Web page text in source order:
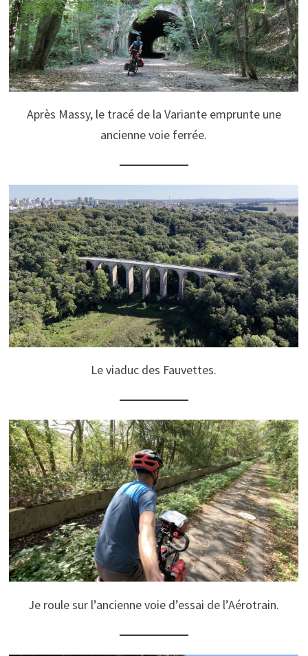
Après Massy, le tracé de la Variante emprunte une
ancienne voie ferrée.
Le viaduc des Fauvettes.
Je roule sur l’ancienne voie d’essai de l’Aérotrain.